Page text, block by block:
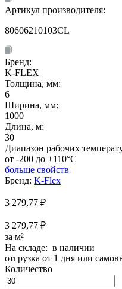
Артикул производителя:
80606210103CL
Бренд:
K-FLEX
Толщина, мм:
6
Ширина, мм:
1000
Длина, м:
30
Диапазон рабочих
от -200 до +110°C
больше свойств
Бренд: K-Flex
3 279,77 ₽
3 279,77 ₽
за м²
На складе: в наличии
отгрузка от 1 дня или
Количество
Количество